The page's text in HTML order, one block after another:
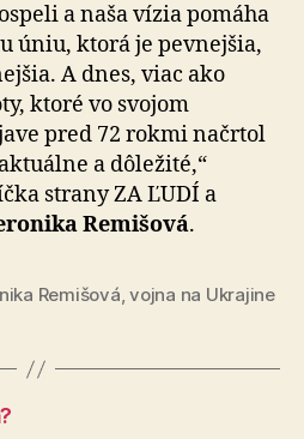
a naša vízia pomáha
úniu, ktorá je pevnejšia,
A dnes, viac ako
ktoré vo svojom
pred 72 rokmi načrtol
a dôležité,“
strany ZA ĽUDÍ a
Remišová.
Remišová,vojna na Ukrajine